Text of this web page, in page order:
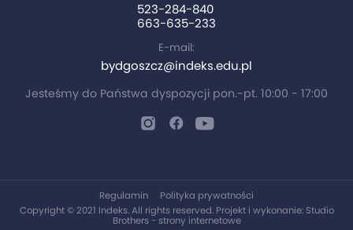
523-284-840
663-635-233
E-mail:
bydgoszcz@indeks.edu.pl
Jesteśmy do Państwa dyspozycji pon.-pt. 10:00 - 17:00
Regulamin
Polityka prywatności
Copyright © 2021 Indeks. All rights reserved. Projekt i wykonanie: Studio
Brothers - strony internetowe